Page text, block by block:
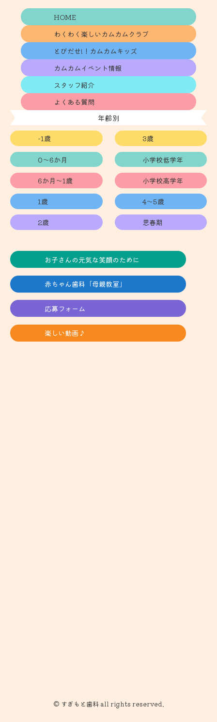
HOME
わくわく楽しいカムカムクラブ
とびだせ!！カムカムキッズ
カムカムイベント情報
スタッフ紹介
よくある質問
年齢別
-1歳 3歳
0～6か月 小学校低学年
6か月～1歳 小学校高学年
1歳 4～5歳
2歳 思春期
お子さんの元気な笑顔のために
赤ちゃん歯科「母親教室」
応募フォーム
楽しい動画♪
© すぎもと歯科 all rights reserved.